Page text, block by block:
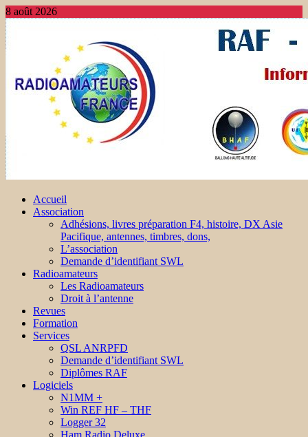
8 août 2026
Accueil
Association
Adhésions, livres préparation F4, histoire, DX Asie
Pacifique, antennes, timbres, dons,
L’association
Demande d’identifiant SWL
Radioamateurs
Les Radioamateurs
Droit à l’antenne
Revues
Formation
Services
QSL ANRPFD
Demande d’identifiant SWL
Diplômes RAF
Logiciels
N1MM +
Win REF HF – THF
Logger 32
Ham Radio Deluxe